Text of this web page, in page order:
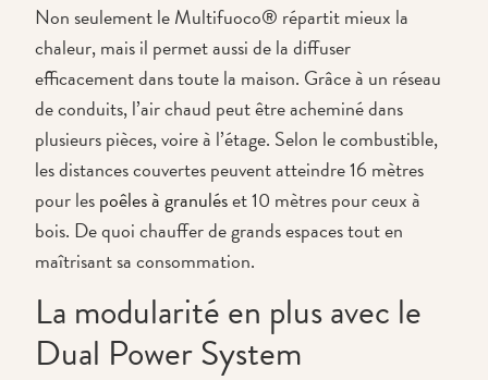
Non seulement le Multifuoco® répartit mieux la
chaleur, mais il permet aussi de la diffuser
efficacement dans toute la maison. Grâce à un réseau
de conduits, l’air chaud peut être acheminé dans
plusieurs pièces, voire à l’étage. Selon le combustible,
les distances couvertes peuvent atteindre 16 mètres
pour lespoêles à granuléset 10 mètres pour ceux à
bois. De quoi chauffer de grands espaces tout en
maîtrisant sa consommation.
La modularité en plus avec le
Dual Power System